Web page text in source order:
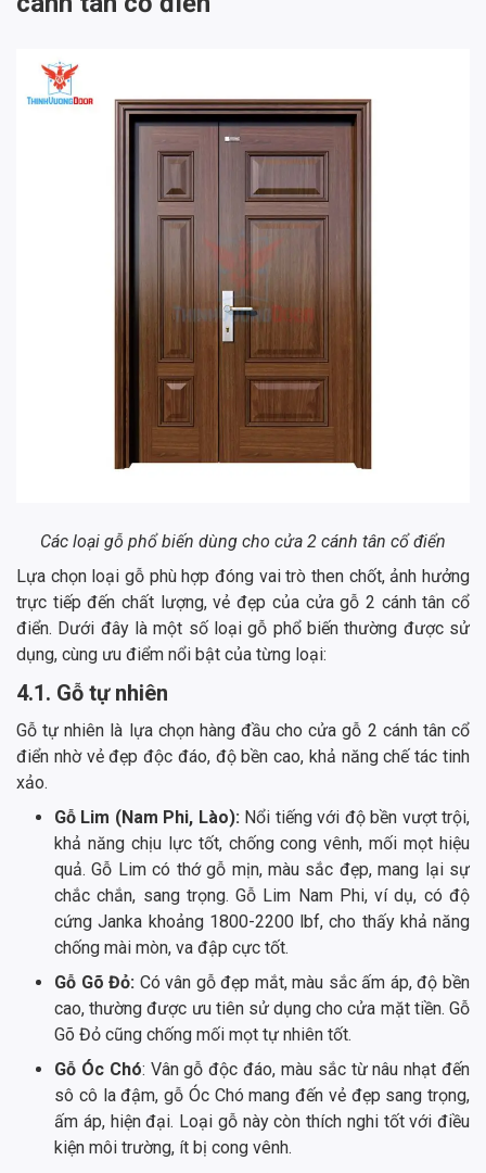
Các loại gỗ phổ biến dùng cho cửa 2 cánh tân cổ điển
Lựa chọn loại gỗ phù hợp đóng vai trò then chốt, ảnh hưởng
trực tiếp đến chất lượng, vẻ đẹp của cửa gỗ 2 cánh tân cổ
điển. Dưới đây là một số loại gỗ phổ biến thường được sử
dụng, cùng ưu điểm nổi bật của từng loại:
4.1. Gỗ tự nhiên
Gỗ tự nhiên là lựa chọn hàng đầu cho cửa gỗ 2 cánh tân cổ
điển nhờ vẻ đẹp độc đáo, độ bền cao, khả năng chế tác tinh
xảo.
Gỗ Lim (Nam Phi, Lào):Nổi tiếng với độ bền vượt trội,
khả năng chịu lực tốt, chống cong vênh, mối mọt hiệu
quả. Gỗ Lim có thớ gỗ mịn, màu sắc đẹp, mang lại sự
chắc chắn, sang trọng. Gỗ Lim Nam Phi, ví dụ, có độ
cứng Janka khoảng 1800-2200 lbf, cho thấy khả năng
chống mài mòn, va đập cực tốt.
Gỗ Gõ Đỏ: Có vân gỗ đẹp mắt, màu sắc ấm áp, độ bền
cao, thường được ưu tiên sử dụng cho cửa mặt tiền. Gỗ
Gõ Đỏ cũng chống mối mọt tự nhiên tốt.
Gỗ Óc Chó: Vân gỗ độc đáo, màu sắc từ nâu nhạt đến
sô cô la đậm, gỗ Óc Chó mang đến vẻ đẹp sang trọng,
ấm áp, hiện đại. Loại gỗ này còn thích nghi tốt với điều
kiện môi trường, ít bị cong vênh.